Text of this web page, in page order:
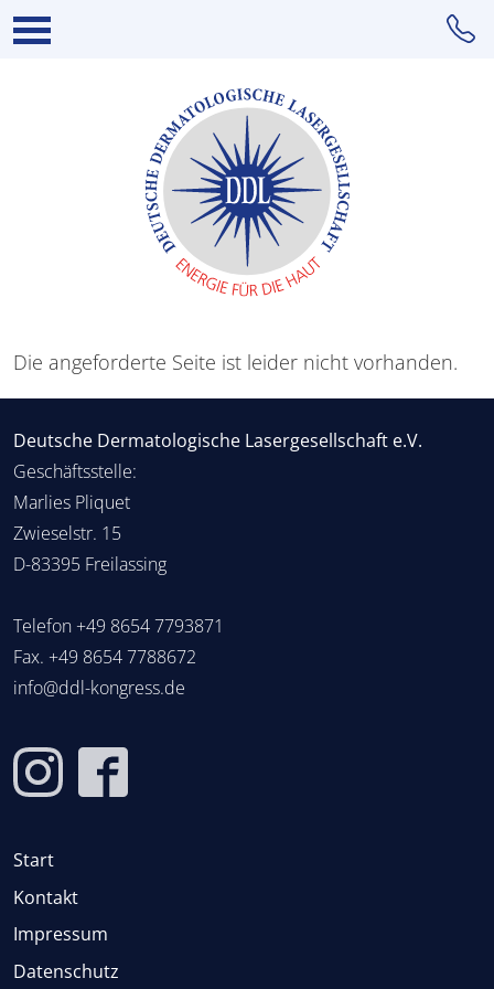
Die angeforderte Seite ist leider nicht vorhanden.
Deutsche Dermatologische Lasergesellschaft e.V.
Geschäftsstelle:
Marlies Pliquet
Zwieselstr. 15
D-83395 Freilassing
Telefon +49 8654 7793871
Fax. +49 8654 7788672
info@ddl-kongress.de
Start
Kontakt
Impressum
Datenschutz